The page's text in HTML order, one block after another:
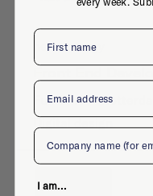
hello energy
Full-time·
Digital design
First name
Email
Company
I am...